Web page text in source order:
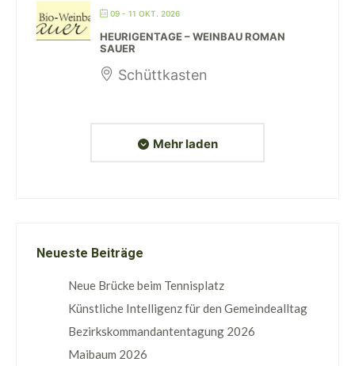
09 - 11 OKT. 2026
HEURIGENTAGE – WEINBAU ROMAN
SAUER
Schüttkasten
Mehr laden
Neueste Beiträge
Neue Brücke beim Tennisplatz
Künstliche Intelligenz für den Gemeindealltag
Bezirkskommandantentagung 2026
Maibaum 2026